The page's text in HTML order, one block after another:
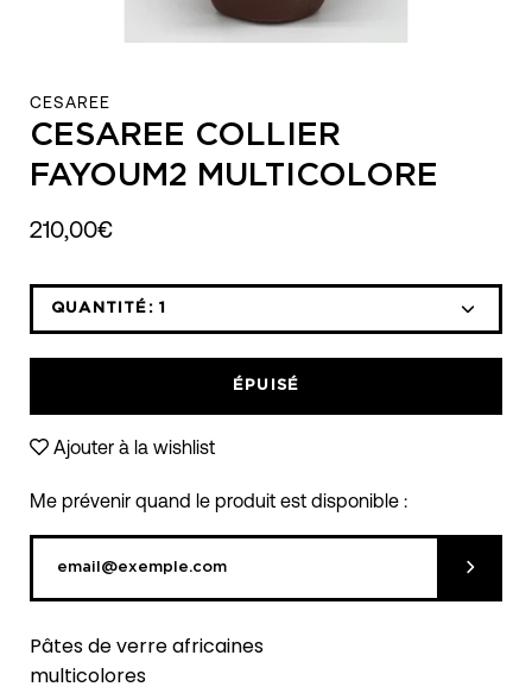
CESAREE
CESAREE COLLIER
FAYOUM2 MULTICOLORE
210,00€
QUANTITÉ: 1
ÉPUISÉ
Ajouter à la wishlist
Me prévenir quand le produit est disponible :
Pâtes de verre africaines
multicolores